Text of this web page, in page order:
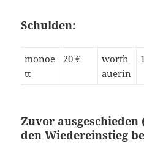
Schulden:
monoe
tt
20 €
worth
auerin
Zuvor ausgeschieden
den Wiedereinstieg